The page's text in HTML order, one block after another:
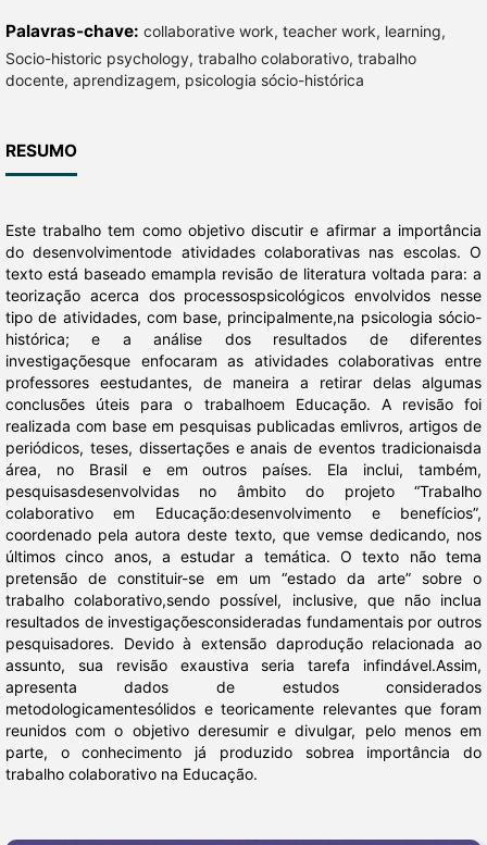
Palavras-chave: collaborative work, teacher work, learning,
Socio-historic psychology, trabalho colaborativo, trabalho
docente, aprendizagem, psicologia sócio-histórica
RESUMO
Este trabalho tem como objetivo discutir e afirmar a importância
do desenvolvimentode atividades colaborativas nas escolas. O
texto está baseado emampla revisão de literatura voltada para: a
teorização acerca dos processospsicológicos envolvidos nesse
tipo de atividades, com base, principalmente,na psicologia sócio-
histórica; e a análise dos resultados de diferentes
investigaçõesque enfocaram as atividades colaborativas entre
professores eestudantes, de maneira a retirar delas algumas
conclusões úteis para o trabalhoem Educação. A revisão foi
realizada com base em pesquisas publicadas emlivros, artigos de
periódicos, teses, dissertações e anais de eventos tradicionaisda
área, no Brasil e em outros países. Ela inclui, também,
pesquisasdesenvolvidas no âmbito do projeto “Trabalho
colaborativo em Educação:desenvolvimento e benefícios”,
coordenado pela autora deste texto, que vemse dedicando, nos
últimos cinco anos, a estudar a temática. O texto não tema
pretensão de constituir-se em um “estado da arte” sobre o
trabalho colaborativo,sendo possível, inclusive, que não inclua
resultados de investigaçõesconsideradas fundamentais por outros
pesquisadores. Devido à extensão daprodução relacionada ao
assunto, sua revisão exaustiva seria tarefa infindável.Assim,
apresenta dados de estudos considerados
metodologicamentesólidos e teoricamente relevantes que foram
reunidos com o objetivo deresumir e divulgar, pelo menos em
parte, o conhecimento já produzido sobrea importância do
trabalho colaborativo na Educação.